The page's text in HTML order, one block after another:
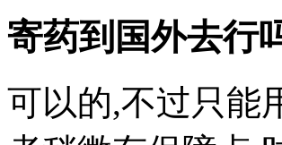
寄药到国外去行
可以的,不过只能